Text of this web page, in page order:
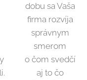
dobu sa Vaša
firma rozvíja
správnym
smerom
o čom svedčí
aj to čo